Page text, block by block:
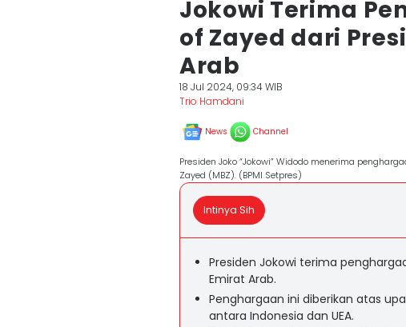
Jokowi Terima
of Zayed dari
Arab
18 Jul 2024, 09:34 WIB
Trio Hamdani
News Channel
Presiden Joko “Jokowi” Widodo menerima
Zayed (MBZ). (BPMI Setpres)
Intinya Sih
Presiden Jokowi terima
Emirat Arab.
Penghargaan ini diberikan atas
antara Indonesia dan UEA.